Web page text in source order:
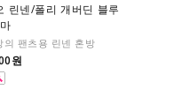
린넨/폴리 개버딘 블루
팬츠용 린넨 혼방
원